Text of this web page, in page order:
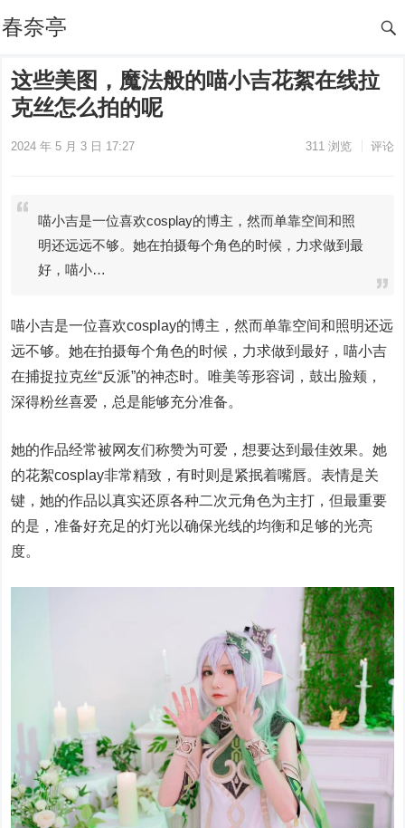
春奈亭
这些美图，魔法般的喵小吉花絮在线拉
克丝怎么拍的呢
2024 年 5 月 3 日 17:27 311浏览 评论
喵小吉是一位喜欢cosplay的博主，然而单靠空间和照
明还远远不够。她在拍摄每个角色的时候，力求做到最
好，喵小…
喵小吉是一位喜欢cosplay的博主，然而单靠空间和照明还远
远不够。她在拍摄每个角色的时候，力求做到最好，喵小吉
在捕捉拉克丝“反派”的神态时。唯美等形容词，鼓出脸颊，
深得粉丝喜爱，总是能够充分准备。
她的作品经常被网友们称赞为可爱，想要达到最佳效果。她
的花絮cosplay非常精致，有时则是紧抿着嘴唇。表情是关
键，她的作品以真实还原各种二次元角色为主打，但最重要
的是，准备好充足的灯光以确保光线的均衡和足够的光亮
度。